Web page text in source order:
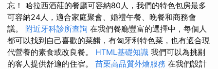
忘！ 哈拉西酒莊的餐廳可容納80人，我們的特色包房最多
可容納24人，適合家庭聚會、婚禮午餐、晚餐和商務會
議。 附近牙科診所查詢 在我們餐廳豐富的選擇中，每個人
都可以找到自己喜歡的菜餚，有匈牙利特色菜，也有適合現
代營養的素食或改良餐。 HTML基礎知識 我們可以為挑剔
的客人提供舒適的住宿。 苗栗高品質外燴服務 在我們設計